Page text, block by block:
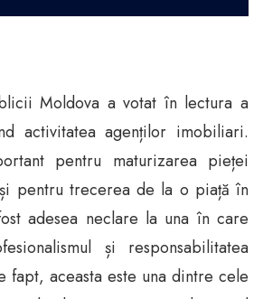
Moldova a votat în lectura a
activitatea agenților imobiliari.
pentru maturizarea pieței
pentru trecerea de la o piață în
adesea neclare la una în care
și responsabilitatea
fapt, aceasta este una dintre cele